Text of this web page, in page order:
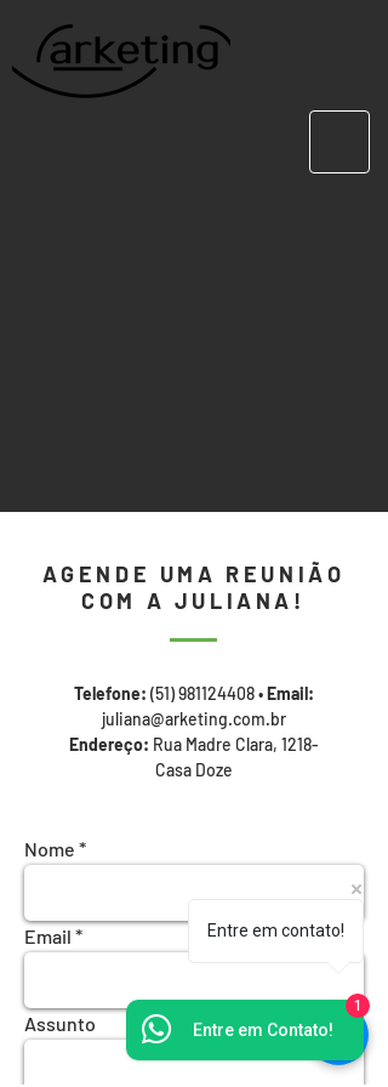
AGENDE UMA REUNIÃO
COM A JULIANA!
Telefone: (51) 981124408•Email:
juliana@arketing.com.br
Endereço: Rua Madre Clara, 1218-
Casa Doze
Nome
Email
Assunto
Entre em contato!
Entre em Contato!
1